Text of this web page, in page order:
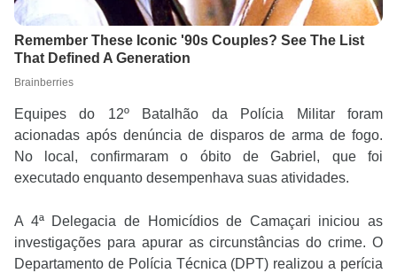
Equipes do 12º Batalhão da Polícia Militar foram
acionadas após denúncia de disparos de arma de fogo.
No local, confirmaram o óbito de Gabriel, que foi
executado enquanto desempenhava suas atividades.
A 4ª Delegacia de Homicídios de Camaçari iniciou as
investigações para apurar as circunstâncias do crime. O
Departamento de Polícia Técnica (DPT) realizou a perícia